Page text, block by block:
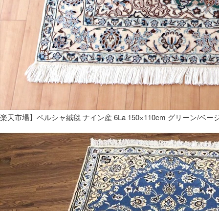
楽天市場】ペルシャ絨毯 ナイン産 6La 150×110cm グリーン/ベー